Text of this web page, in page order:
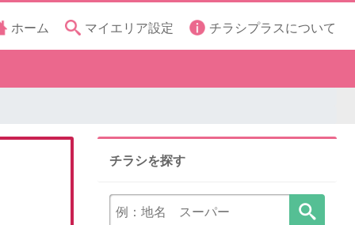
ホーム マイエリア設定 チラシプラスについて
チラシを探す